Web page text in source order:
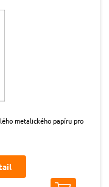
metalického papíru pro